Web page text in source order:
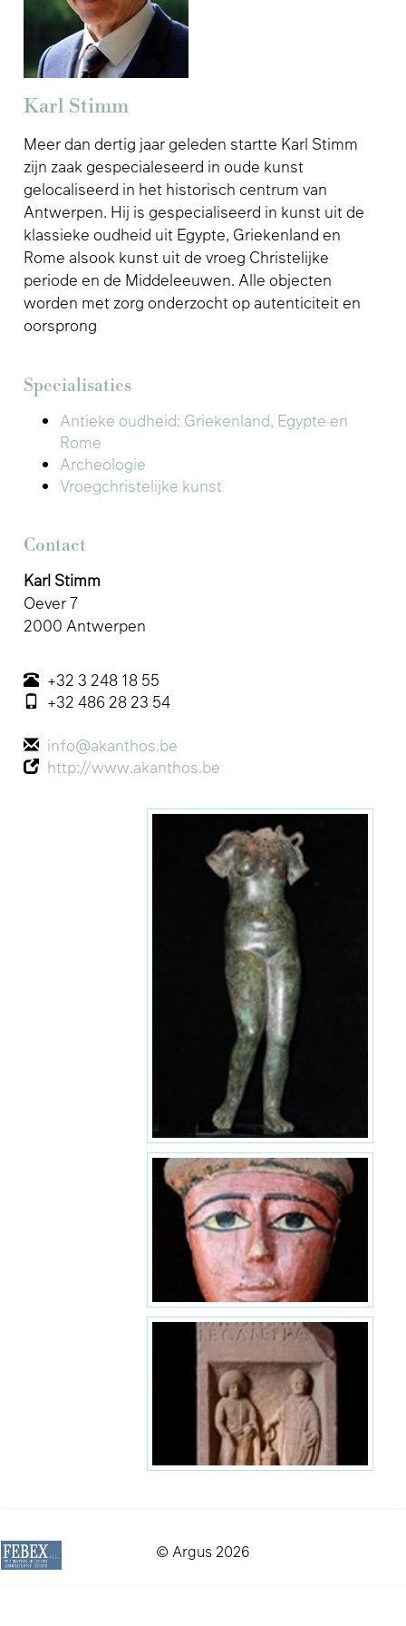
Karl Stimm
Meer dan dertig jaar geleden startte Karl Stimm
zijn zaak gespecialeseerd in oude kunst
gelocaliseerd in het historisch centrum van
Antwerpen. Hij is gespecialiseerd in kunst uit de
klassieke oudheid uit Egypte, Griekenland en
Rome alsook kunst uit de vroeg Christelijke
periode en de Middeleeuwen. Alle objecten
worden met zorg onderzocht op autenticiteit en
oorsprong
Specialisaties
Antieke oudheid: Griekenland, Egypte en
Rome
Archeologie
Vroegchristelijke kunst
Contact
Karl Stimm
Oever 7
2000 Antwerpen
+32 3 248 18 55
+32 486 28 23 54
info@akanthos.be
http://www.akanthos.be
© Argus 2026